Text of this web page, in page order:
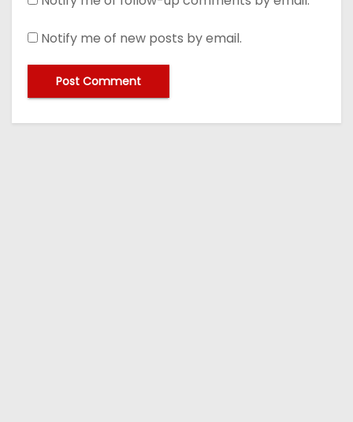
Notify me of new posts by email.